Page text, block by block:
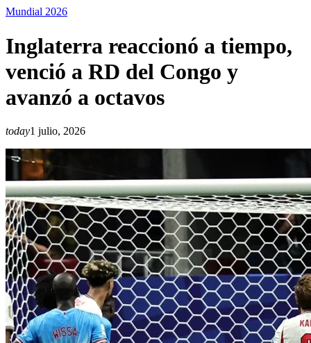
Mundial 2026
Inglaterra reaccionó a tiempo,
venció a RD del Congo y
avanzó a octavos
today1 julio, 2026